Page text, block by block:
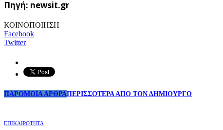
Πηγή: newsit.gr
ΚΟΙΝΟΠΟΙΗΣΗ
Facebook
Twitter
ΠΑΡΟΜΟΙΑ ΑΡΘΡΑΠΕΡΙΣΣΟΤΕΡΑ ΑΠΟ ΤΟΝ ΔΗΜΙΟΥΡΓΟ
ΕΠΙΚΑΙΡΟΤΗΤΑ